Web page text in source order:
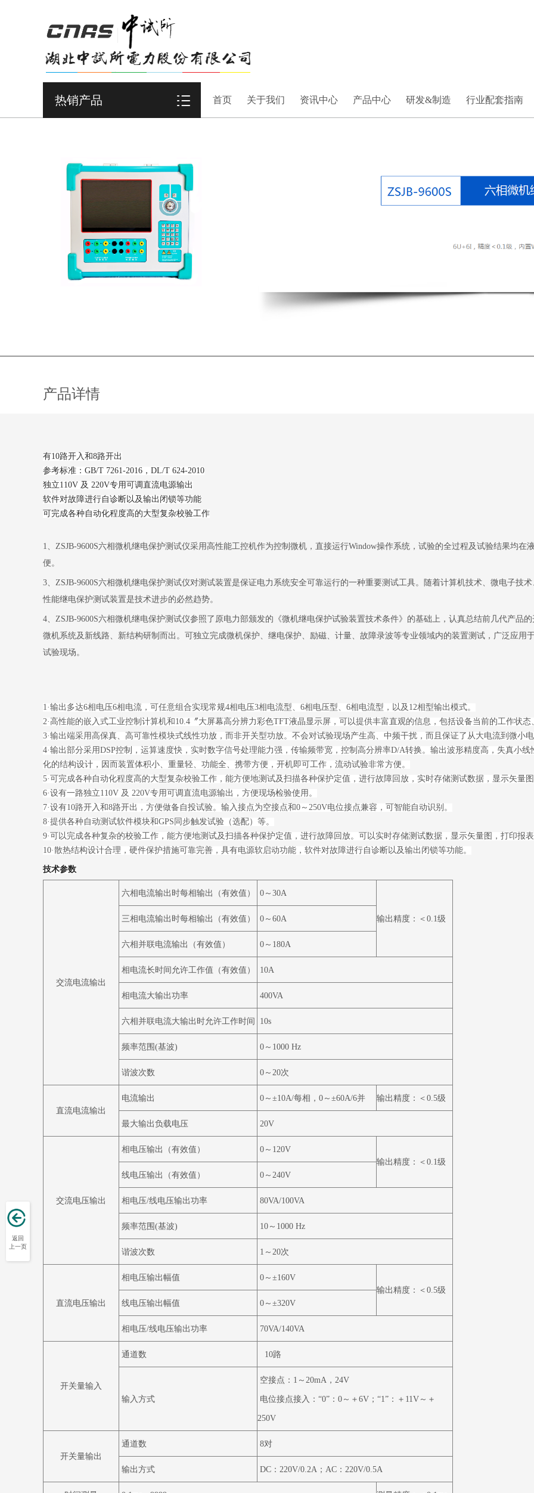
热销产品 首页 关于我们 资讯中心 产品中心 研发&制造 行业配套指南
产品详情
有10路开入和8路开出
参考标准：GB/T 7261-2016，DL/T 624-2010
独立110V 及 220V专用可调直流电源输出
软件对故障进行自诊断以及输出闭锁等功能
可完成各种自动化程度高的大型复杂校验工作
1、 ZSJB-9600S六相微机继电保护测试仪采用高性能工控机作为控制微机，直接运行Window操作系统，试验的全过程及试验结果均在
便。
3、 ZSJB-9600S六相微机继电保护测试仪对测试装置是保证电力系统安全可靠运行的一种重要测试工具。随着计算机技术、微电子技
性能继电保护测试装置是技术进步的必然趋势。
4、 ZSJB-9600S六相微机继电保护测试仪参照了原电力部颁发的《微机继电保护试验装置技术条件》的基础上，认真总结前几代产品
微机系统及新线路、新结构研制而出。可独立完成微机保护、继电保护、励磁、计量、故障录波等专业领域内的装置测试，广泛应用
试验现场。
1·输出多达6相电压6相电流，可任意组合实现常规4相电压3相电流型、6相电压型、6相电流型，以及12相型输出模式。
2· 高性能的嵌入式工业控制计算机和10.4〞大屏幕高分辨力彩色TFT液晶显示屏，可以提供丰富直观的信息，包括设备当前的工作状
3·输出端采用高保真、高可靠性模块式线性功放，而非开关型功放。不会对试验现场产生高、中频干扰，而且保证了从大电流到微小
4·输出部分采用DSP控制，运算速度快，实时数字信号处理能力强，传输频带宽，控制高分辨率D/A转换。输出波形精度高，失真小
化的结构设计，因而装置体积小、重量轻、功能全、携带方便，开机即可工作，流动试验非常方便。
5·可完成各种自动化程度高的大型复杂校验工作，能方便地测试及扫描各种保护定值，进行故障回放，实时存储测试数据，显示矢量
6·设有一路独立110V 及 220V专用可调直流电源输出，方便现场检验使用。
7·设有10路开入和8路开出，方便做备自投试验。输入接点为空接点和0～250V电位接点兼容，可智能自动识别。
8·提供各种自动测试软件模块和GPS同步触发试验（选配）等。
9·可以完成各种复杂的校验工作，能方便地测试及扫描各种保护定值，进行故障回放。可以实时存储测试数据，显示矢量图，打印报
10·散热结构设计合理，硬件保护措施可靠完善，具有电源软启动功能，软件对故障进行自诊断以及输出闭锁等功能。
技术参数
交流电流输出
六相电流输出时每相输出 （有效值） 0 ～ 30A
输出精度：＜ 0.1级
三相电流输出时每相输出 （有效值） 0 ～ 60A
六相并联电流输出 （有效值） 0 ～ 180A
相电流长时间允许工作值 （有效值） 10A
相电流大输出功率 400VA
六相并联电流大输出时允许工作时间 10s
频率范围 (基波) 0 ～ 1000 Hz
谐波次数 0 ～ 20次
直流电流输出
电流输出 0 ～±10A/每相， 0 ～±60A/6并 输出精度：＜ 0.5级
最大输出负载电压 20V
交流电压输出
相电压输出 （有效值） 0 ～ 120V
输出精度：＜ 0.1级
线电压输出
（有效值） 0 ～ 240V
相电压/线电压输出功率 80VA/100VA
频率范围 (基波) 10 ～ 1000 Hz
谐波次数 1 ～ 20次
直流电压输出
相电压输出幅值 0 ～±160V
输出精度：＜ 0.5级
线电压输出幅值
0 ～±320V
相电压/线电压输出功率 70VA/140VA
开关量输入
通道数 10路
输入方式
空接点： 1 ～ 20mA ， 24V
电位接点接入：“0”： 0 ～＋ 6V ；“1”：＋ 11V ～＋
250V
开关量输出
通道数 8对
输出方式 DC ： 220V/0.2A ； AC ： 220V/0.5A
返回
上一页